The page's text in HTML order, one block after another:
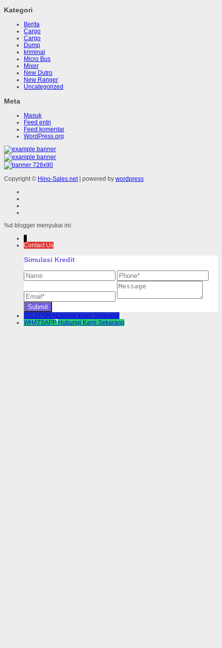
Kategori
Berita
Cargo
Cargo
Dump
kriminal
Micro Bus
Mixer
New Dutro
New Ranger
Uncategorized
Meta
Masuk
Feed entri
Feed komentar
WordPress.org
Copyright © Hino-Sales.net| powered by wordpress
%d blogger menyukai ini:
↓
Contact Us
Simulasi Kredit
TELEPON Hubungi Kami Sekarang
WHATSAPP Hubungi Kami Sekarang